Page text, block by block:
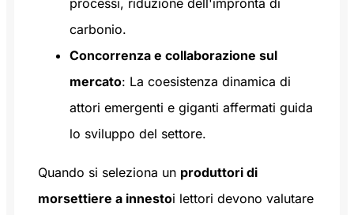
carbonio.
Concorrenza e collaborazione sul
mercato: La coesistenza dinamica di
attori emergenti e giganti affermati guida
lo sviluppo del settore.
Quando si seleziona un produttori di
morsettiere a innestoi lettori devono valutare